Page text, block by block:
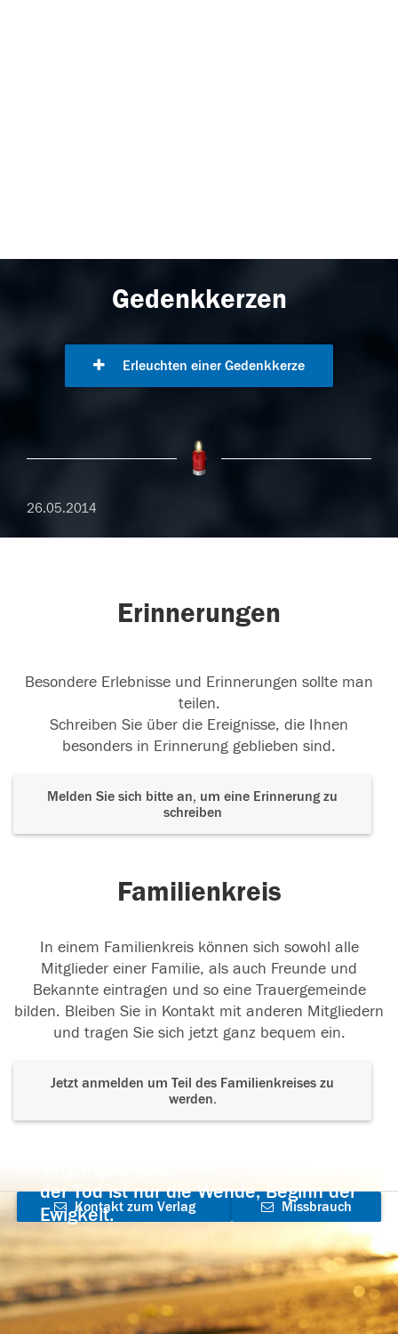
Gedenkkerzen
Erleuchten einer Gedenkkerze
26.05.2014
Erinnerungen
Besondere Erlebnisse und Erinnerungen sollte man
teilen.
Schreiben Sie über die Ereignisse, die Ihnen
besonders in Erinnerung geblieben sind.
Melden Sie sich bitte an, um eine Erinnerung zu
schreiben
Familienkreis
In einem Familienkreis können sich sowohl alle
Mitglieder einer Familie, als auch Freunde und
Bekannte eintragen und so eine Trauergemeinde
bilden. Bleiben Sie in Kontakt mit anderen Mitgliedern
und tragen Sie sich jetzt ganz bequem ein.
Jetzt anmelden um Teil des Familienkreises zu
werden.
der Tod ist nur die Wende, Beginn der
Ewigkeit.
Kontakt zum Verlag
aufnehmen
Missbrauch